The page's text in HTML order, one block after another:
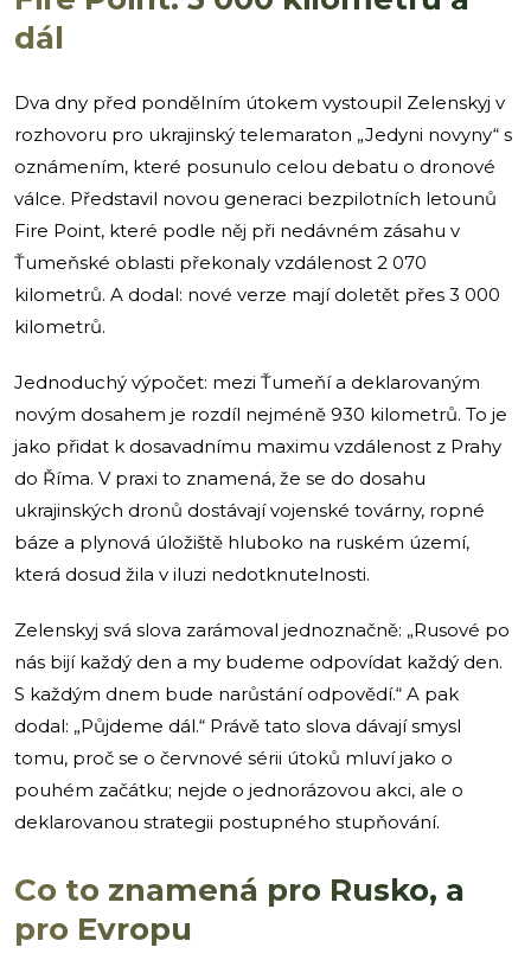
dál
Dva dny před pondělním útokem vystoupil Zelenskyj v
rozhovoru pro ukrajinský telemaraton „Jedyni novyny“ s
oznámením, které posunulo celou debatu o dronové
válce. Představil novou generaci bezpilotních letounů
Fire Point, které podle něj při nedávném zásahu v
Ťumeňské oblasti překonaly vzdálenost 2 070
kilometrů. A dodal: nové verze mají doletět přes 3 000
kilometrů.
Jednoduchý výpočet: mezi Ťumeňí a deklarovaným
novým dosahem je rozdíl nejméně 930 kilometrů. To je
jako přidat k dosavadnímu maximu vzdálenost z Prahy
do Říma. V praxi to znamená, že se do dosahu
ukrajinských dronů dostávají vojenské továrny, ropné
báze a plynová úložiště hluboko na ruském území,
která dosud žila v iluzi nedotknutelnosti.
Zelenskyj svá slova zarámoval jednoznačně: „Rusové po
nás bijí každý den a my budeme odpovídat každý den.
S každým dnem bude narůstání odpovědí.“ A pak
dodal: „Půjdeme dál.“ Právě tato slova dávají smysl
tomu, proč se o červnové sérii útoků mluví jako o
pouhém začátku; nejde o jednorázovou akci, ale o
deklarovanou strategii postupného stupňování.
Co to znamená pro Rusko, a
pro Evropu